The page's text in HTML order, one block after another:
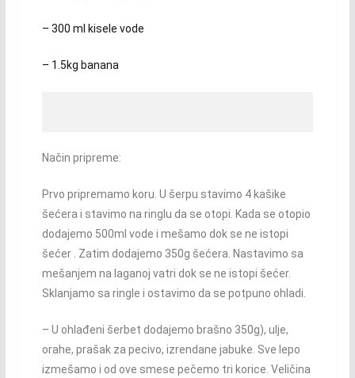
– 300 ml kisele vode
– 1.5kg banana
Način pripreme:
Prvo pripremamo koru. U šerpu stavimo 4 kašike
šećera i stavimo na ringlu da se otopi. Kada se otopio
dodajemo 500ml vode i mešamo dok se ne istopi
šećer . Zatim dodajemo 350g šećera. Nastavimo sa
mešanjem na laganoj vatri dok se ne istopi šećer.
Sklanjamo sa ringle i ostavimo da se potpuno ohladi.
– U ohlađeni šerbet dodajemo brašno 350g), ulje,
orahe, prašak za pecivo, izrendane jabuke. Sve lepo
izmešamo i od ove smese pečemo tri korice. Veličina